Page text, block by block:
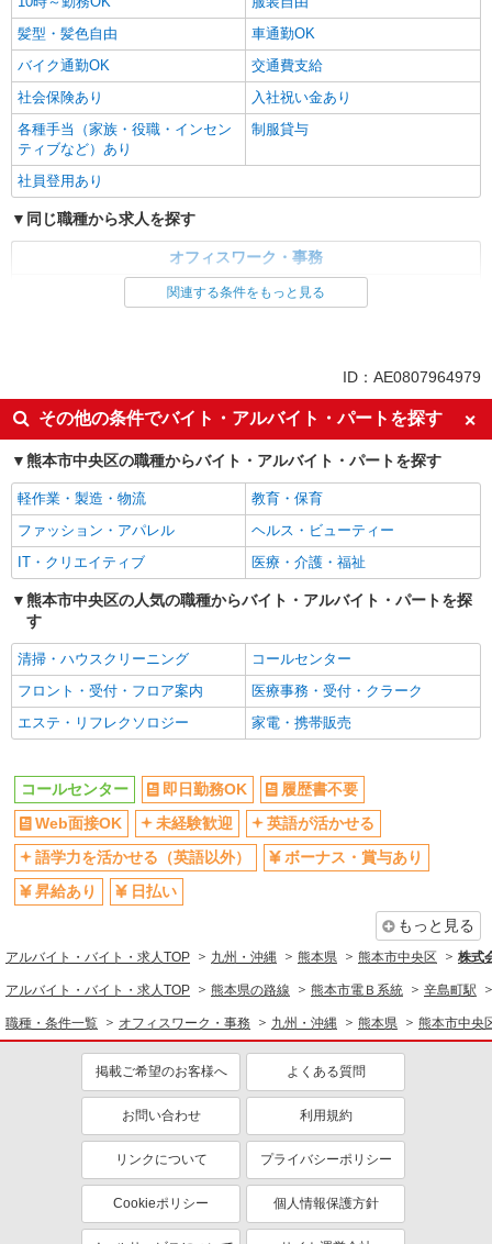
髪型・髪色自由
車通勤OK
バイク通勤OK
交通費支給
社会保険あり
入社祝い金あり
各種手当（家族・役職・インセン
ティブなど）あり
制服貸与
社員登用あり
同じ職種から求人を探す
オフィスワーク・事務
ボーナス・賞与あり
日払い
服装自由
車通勤OK
交通費支給
社会保険あり
社員登用あり
関連する条件をもっと見る
ID：AE0807964979
その他の条件でバイト・アルバイト・パートを探す
熊本市中央区の職種からバイト・アルバイト・パートを探す
軽作業・製造・物流
教育・保育
ファッション・アパレル
ヘルス・ビューティー
IT・クリエイティブ
医療・介護・福祉
熊本市中央区の人気の職種からバイト・アルバイト・パートを探
す
清掃・ハウスクリーニング
コールセンター
フロント・受付・フロア案内
医療事務・受付・クラーク
エステ・リフレクソロジー
家電・携帯販売
コールセンター 即日勤務OK
履歴書不要
Web面接OK
未経験歓迎
英語が活かせる
語学力を活かせる（英語以外）
ボーナス・賞与あり
昇給あり
日払い
もっと見る
アルバイト・バイト・求人TOP 九州・沖縄 熊本県 熊本市中央区 株式
アルバイト・バイト・求人TOP 熊本県の路線 熊本市電Ｂ系統 辛島町駅
職種・条件一覧 オフィスワーク・事務 九州・沖縄 熊本県 熊本市中央
掲載ご希望のお客様へ よくある質問
お問い合わせ 利用規約
リンクについて プライバシーポリシー
Cookieポリシー 個人情報保護方針